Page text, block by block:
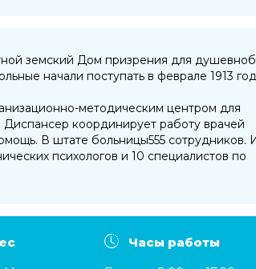
земский Дом призрения для
начали поступать в феврале 1913
методическим центром для
координирует работу врачей
В штате больницы555 сотрудников.
психологов и 10 специалистов по
Часы работы